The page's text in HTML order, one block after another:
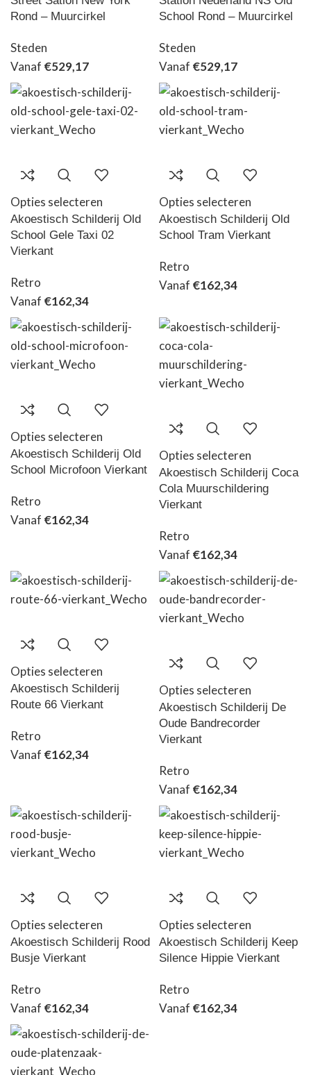
Rond – Muurcirkel
Steden
Vanaf €529,17
School Rond – Muurcirkel
Steden
Vanaf €529,17
Opties selecteren
Akoestisch Schilderij Old
School Gele Taxi 02
Vierkant
Retro
Vanaf €162,34
Opties selecteren
Akoestisch Schilderij Old
School Tram Vierkant
Retro
Vanaf €162,34
Opties selecteren
Akoestisch Schilderij Old
School Microfoon Vierkant
Retro
Vanaf €162,34
Opties selecteren
Akoestisch Schilderij Coca
Cola Muurschildering
Vierkant
Retro
Vanaf €162,34
Opties selecteren
Akoestisch Schilderij
Route 66 Vierkant
Retro
Vanaf €162,34
Opties selecteren
Akoestisch Schilderij De
Oude Bandrecorder
Vierkant
Retro
Vanaf €162,34
Opties selecteren
Akoestisch Schilderij Rood
Busje Vierkant
Retro
Vanaf €162,34
Opties selecteren
Akoestisch Schilderij Keep
Silence Hippie Vierkant
Retro
Vanaf €162,34